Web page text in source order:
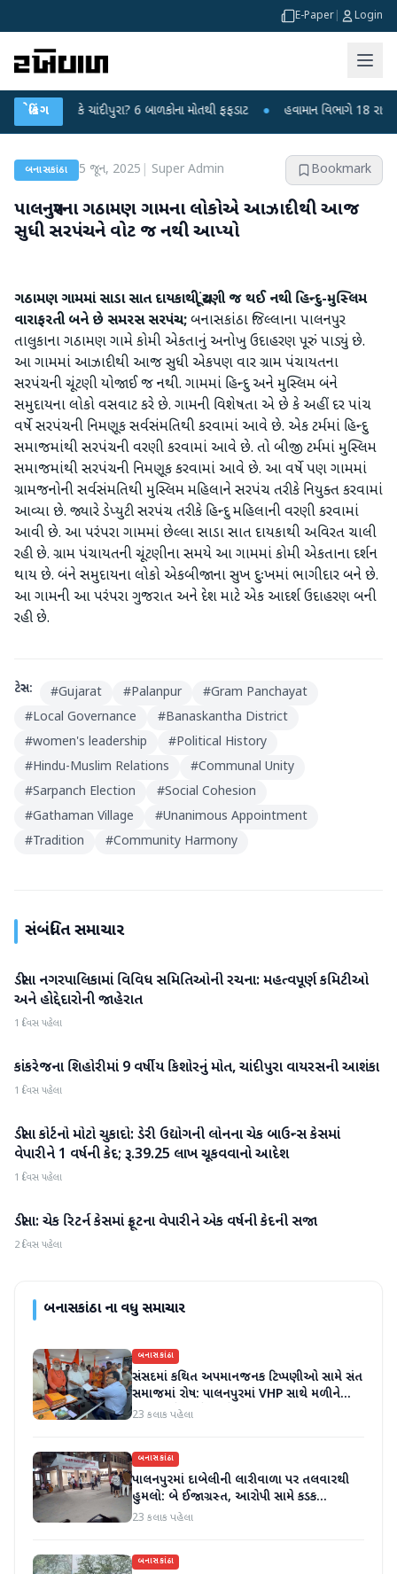
E-Paper Login
બ્રેકિંગ
કે ચાંદીપુરા? 6 બાળકોના મોતથી ફફડાટ ● હવામાન વિભાગે 18 રાજ્યો માટે
બનાસકાંઠા 5 જૂન, 2025 Super Admin Bookmark
પાલનપુરના ગઠામણ ગામના લોકોએ આઝાદીથી આજ
સુધી સરપંચને વોટ જ નથી આપ્યો
ગઠામણ ગામમાં સાડા સાત દાયકાથી ચૂંટણી જ થઈ નથી હિન્દુ-મુસ્લિમ
વારાફરતી બને છે સમરસ સરપંચ;બનાસકાંઠા જિલ્લાના પાલનપુર
તાલુકાના ગઠામણ ગામે કોમી એકતાનું અનોખુ ઉદાહરણ પૂરું પાડ્યું છે.
આ ગામમાં આઝાદીથી આજ સુધી એકપણ વાર ગ્રામ પંચાયતના
સરપંચની ચૂંટણી યોજાઈ જ નથી. ગામમાં હિન્દુ અને મુસ્લિમ બંને
સમુદાયના લોકો વસવાટ કરે છે. ગામની વિશેષતા એ છે કે અહીં દર પાંચ
વર્ષે સરપંચની નિમણૂક સર્વસંમતિથી કરવામાં આવે છે. એક ટર્મમાં હિન્દુ
સમાજમાંથી સરપંચની વરણી કરવામાં આવે છે. તો બીજી ટર્મમાં મુસ્લિમ
સમાજમાંથી સરપંચની નિમણૂક કરવામાં આવે છે. આ વર્ષે પણ ગામમાં
ગ્રામજનોની સર્વસંમતિથી મુસ્લિમ મહિલાને સરપંચ તરીકે નિયુક્ત કરવામાં
આવ્યા છે. જ્યારે ડેપ્યુટી સરપંચ તરીકે હિન્દુ મહિલાની વરણી કરવામાં
આવી છે. આ પરંપરા ગામમાં છેલ્લા સાડા સાત દાયકાથી અવિરત ચાલી
રહી છે. ગ્રામ પંચાયતની ચૂંટણીના સમયે આ ગામમાં કોમી એકતાના દર્શન
થાય છે. બંને સમુદાયના લોકો એકબીજાના સુખ દુઃખમાં ભાગીદાર બને છે.
આ ગામની આ પરંપરા ગુજરાત અને દેશ માટે એક આદર્શ ઉદાહરણ બની
રહી છે.
ટેગ્સ: #Gujarat #Palanpur #Gram Panchayat
#Local Governance #Banaskantha District
#women's leadership #Political History
#Hindu-Muslim Relations #Communal Unity
#Sarpanch Election #Social Cohesion
#Gathaman Village #Unanimous Appointment
#Tradition #Community Harmony
સંબંધિત સમાચાર
બનાસકાંઠા
ડીસા નગરપાલિકામાં વિવિધ સમિતિઓની રચના: મહત્વપૂર્ણ કમિટીઓ
અને હોદ્દેદારોની જાહેરાત
1 દિવસ પહેલા
બનાસકાંઠા કાંકરેજના શિહોરીમાં 9 વર્ષીય કિશોરનું મોત, ચાંદીપુરા વાયરસની આશંકા
1 દિવસ પહેલા
બનાસકાંઠા
ડીસા કોર્ટનો મોટો ચુકાદો: ડેરી ઉદ્યોગની લોનના ચેક બાઉન્સ કેસમાં
વેપારીને 1 વર્ષની કેદ; રૂ.39.25 લાખ ચૂકવવાનો આદેશ
1 દિવસ પહેલા
બનાસકાંઠા
ડીસા: ચેક રિટર્ન કેસમાં ફ્રૂટના વેપારીને એક વર્ષની કેદની સજા
2 દિવસ પહેલા
બનાસકાંઠાના વધુ સમાચાર
બનાસકાંઠા
સંસદમાં કથિત અપમાનજનક ટિપ્પણીઓ સામે સંત
સમાજમાં રોષ: પાલનપુરમાં VHP સાથે મળીને
અધિક કલેક્ટરને આવેદનપત્ર આપ્યું
23 કલાક પહેલા
બનાસકાંઠા
પાલનપુરમાં દાબેલીની લારીવાળા પર તલવારથી
હુમલો: બે ઈજાગ્રસ્ત, આરોપી સામે કડક
કાર્યવાહીની માંગ
23 કલાક પહેલા
બનાસકાંઠા